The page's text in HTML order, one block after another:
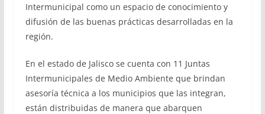
Intermunicipal como un espacio de conocimiento y
difusión de las buenas prácticas desarrolladas en la
región.
En el estado de Jalisco se cuenta con 11 Juntas
Intermunicipales de Medio Ambiente que brindan
asesoría técnica a los municipios que las integran,
están distribuidas de manera que abarquen